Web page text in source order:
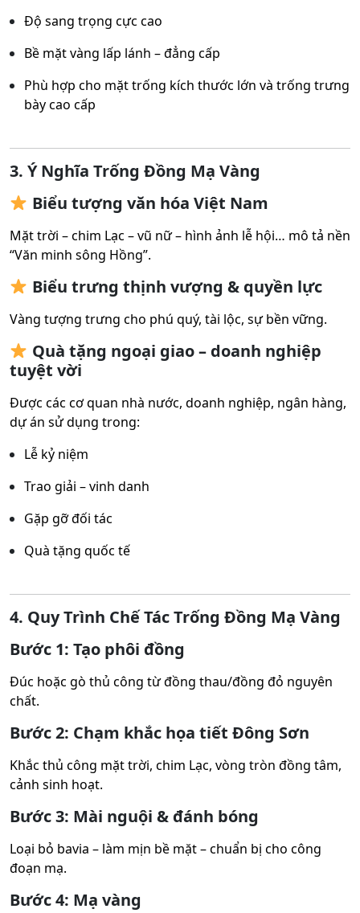
Độ sang trọng cực cao
Bề mặt vàng lấp lánh – đẳng cấp
Phù hợp cho mặt trống kích thước lớn và trống trưng
bày cao cấp
3. Ý Nghĩa Trống Đồng Mạ Vàng
Biểu tượng văn hóa Việt Nam
Mặt trời – chim Lạc – vũ nữ – hình ảnh lễ hội… mô tả nền
“Văn minh sông Hồng”.
Biểu trưng thịnh vượng & quyền lực
Vàng tượng trưng cho phú quý, tài lộc, sự bền vững.
Quà tặng ngoại giao – doanh nghiệp
tuyệt vời
Được các cơ quan nhà nước, doanh nghiệp, ngân hàng,
dự án sử dụng trong:
Lễ kỷ niệm
Trao giải – vinh danh
Gặp gỡ đối tác
Quà tặng quốc tế
4. Quy Trình Chế Tác Trống Đồng Mạ Vàng
Bước 1: Tạo phôi đồng
Đúc hoặc gò thủ công từ đồng thau/đồng đỏ nguyên
chất.
Bước 2: Chạm khắc họa tiết Đông Sơn
Khắc thủ công mặt trời, chim Lạc, vòng tròn đồng tâm,
cảnh sinh hoạt.
Bước 3: Mài nguội & đánh bóng
Loại bỏ bavia – làm mịn bề mặt – chuẩn bị cho công
đoạn mạ.
Bước 4: Mạ vàng